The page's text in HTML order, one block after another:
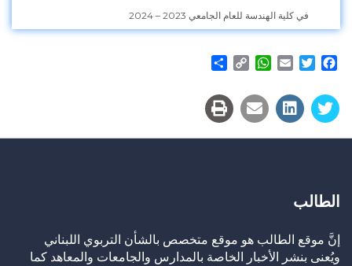
في كلية الهندسة للعام الجامعي 2023 – 2024
Facebook
Twitter
Email
WhatsApp
Copy
الطالب
إنَّ موقع الطالب هو موقع متخصص بالشأن التربوي اللبناني
ويُعنى بنشر الأخبار الخاصة بالمدارس والجامعات والمعاهد كما